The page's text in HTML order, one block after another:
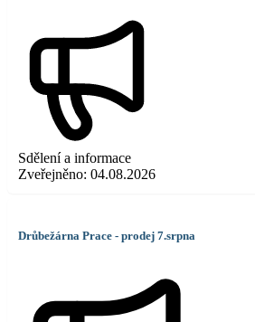
Sdělení a informace
Zveřejněno: 04.08.2026
Drůbežárna Prace - prodej 7.srpna